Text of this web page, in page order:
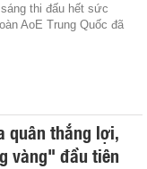
thi đấu hết sức
AoE Trung Quốc đã
quân thắng lợi,
vàng" đầu tiên